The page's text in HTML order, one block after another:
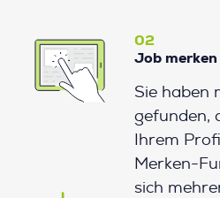
02
Job merken
Sie haben
gefunden,
Ihrem
Merken-
sich